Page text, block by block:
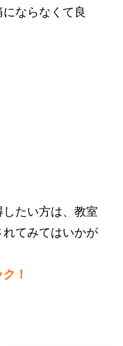
ならなくて良
たい方は、教室
てみてはいかが
！